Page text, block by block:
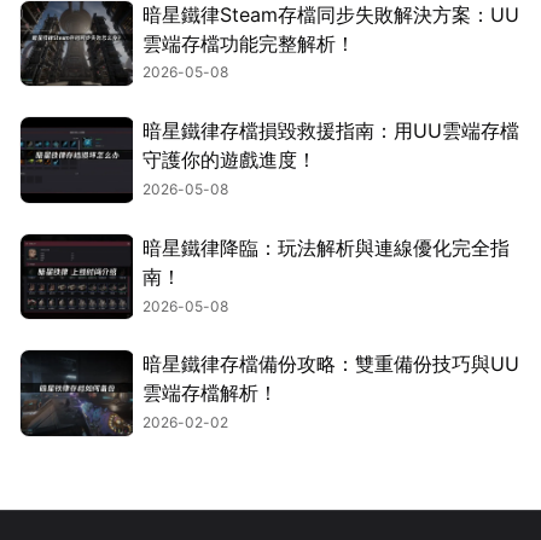
暗星鐵律Steam存檔同步失敗解決方案：UU
雲端存檔功能完整解析！
2026-05-08
暗星鐵律存檔損毀救援指南：用UU雲端存檔
守護你的遊戲進度！
2026-05-08
暗星鐵律降臨：玩法解析與連線優化完全指
南！
2026-05-08
暗星鐵律存檔備份攻略：雙重備份技巧與UU
雲端存檔解析！
2026-02-02